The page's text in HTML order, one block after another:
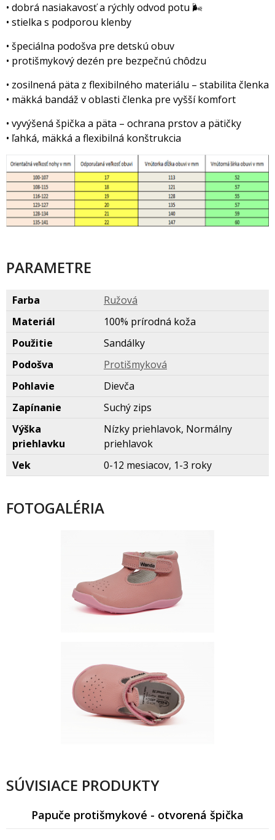
• dobrá nasiakavosť a rýchly odvod potu 🌬️
• stielka s podporou klenby
• špeciálna podošva pre detskú obuv
• protišmykový dezén pre bezpečnú chôdzu
• zosilnená päta z flexibilného materiálu – stabilita členka
• mäkká bandáž v oblasti členka pre vyšší komfort
• vyvýšená špička a päta – ochrana prstov a pätičky
• ľahká, mäkká a flexibilná konštrukcia
PARAMETRE
Farba
Ružov
Materiál
100% prírodná koža
Použitie
Sandálky
Podošva
Protišmykov
Pohlavie
Dievča
Zapínanie
Suchý zips
Výška
priehlavku
Nízky priehlavok, Normálny
priehlavok
Vek
0-12 mesiacov, 1-3 roky
FOTOGALÉRIA
SÚVISIACE PRODUKTY
Papuče protišmykové - otvorená špička